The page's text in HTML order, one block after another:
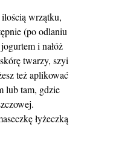
wrzątku,
(po odlaniu
i nałóż
twarzy, szyi
też aplikować
lub tam, gdzie
łyżeczką